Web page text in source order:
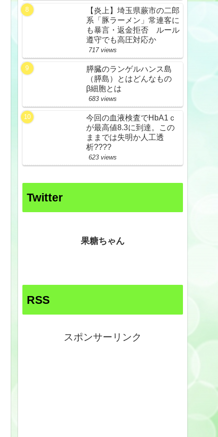
【炎上】埼玉県蕨市の二郎
系「豚ラーメン」常連客に
も暴言・返金拒否 ルール
遵守でも高圧対応か
717 views
膵臓のランゲルハンス島
（膵島）とはどんなもの
β細胞とは
683 views
今回の血液検査でHbA1ｃ
が最高値8.3に到達。この
ままでは失明か人工透
析????
623 views
Twitter
果糖ちゃん
RSS
スポンサーリンク